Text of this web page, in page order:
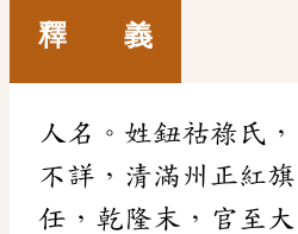
釋 義
人名。姓鈕祜祿氏
不詳，清滿州正紅
任，乾隆末，官至